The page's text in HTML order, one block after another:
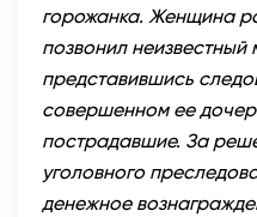
горожанка. Женщина
позвонил неизвестный
представившись
совершенном ее
пострадавшие. За
уголовного
денежное